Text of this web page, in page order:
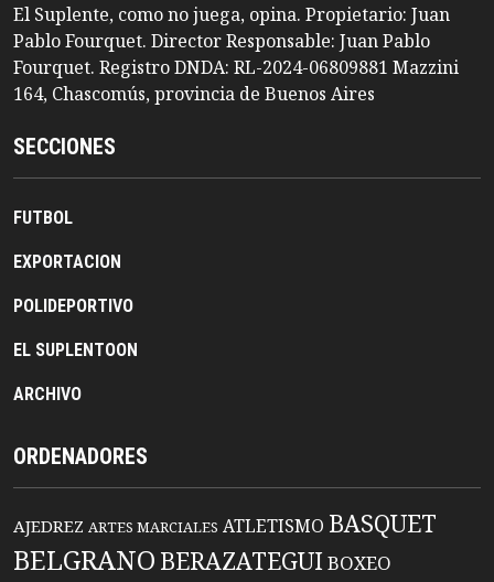
El Suplente, como no juega, opina. Propietario: Juan
Pablo Fourquet. Director Responsable: Juan Pablo
Fourquet. Registro DNDA: RL-2024-06809881 Mazzini
164, Chascomús, provincia de Buenos Aires
SECCIONES
FUTBOL
EXPORTACION
POLIDEPORTIVO
EL SUPLENTOON
ARCHIVO
ORDENADORES
AJEDREZ ARTES MARCIALES ATLETISMO BASQUET
BELGRANO BERAZATEGUIBOXEO